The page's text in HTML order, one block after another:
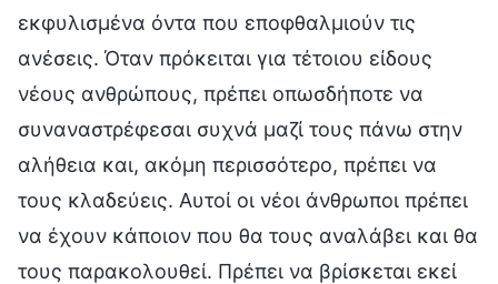
εκφυλισμένα όντα που εποφθαλμιούν τις
ανέσεις. Όταν πρόκειται για τέτοιου είδους
νέους ανθρώπους, πρέπει οπωσδήποτε να
συναναστρέφεσαι συχνά μαζί τους πάνω στην
αλήθεια και, ακόμη περισσότερο, πρέπει να
τους κλαδεύεις. Αυτοί οι νέοι άνθρωποι πρέπει
να έχουν κάποιον που θα τους αναλάβει και θα
τους παρακολουθεί. Πρέπει να βρίσκεται εκεί